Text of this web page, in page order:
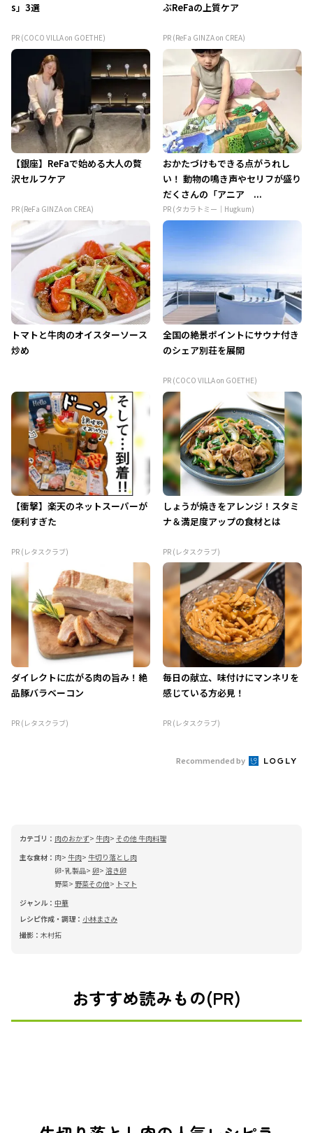
s」3選
PR (COCO VILLA on GOETHE)
ぶReFaの上質ケア
PR (ReFa GINZA on CREA)
【銀座】ReFaで始める大人の贅
沢セルフケア
PR (ReFa GINZA on CREA)
おかたづけもできる点がうれし
い！ 動物の鳴き声やセリフが盛り
だくさんの「アニア ...
PR (タカラトミー｜Hugkum)
トマトと牛肉のオイスターソース
炒め
全国の絶景ポイントにサウナ付き
のシェア別荘を展開
PR (COCO VILLA on GOETHE)
【衝撃】楽天のネットスーパーが
便利すぎた
PR (レタスクラブ)
しょうが焼きをアレンジ！スタミ
ナ＆満足度アップの食材とは
PR (レタスクラブ)
ダイレクトに広がる肉の旨み！絶
品豚バラベーコン
PR (レタスクラブ)
毎日の献立、味付けにマンネリを
感じている方必見！
PR (レタスクラブ)
Recommended by
カテゴリ： 肉のおかず 牛肉 その他 牛肉料理
主な食材： 肉 牛肉 牛切り落とし肉
卵･乳製品 卵 溶き卵
野菜
野菜その他
トマト
ジャンル： 中華
レシピ作成・調理： 小林まさみ
撮影： 木村拓
おすすめ読みもの(PR)